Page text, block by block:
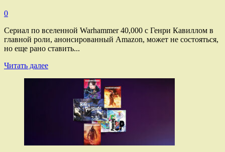
0
Сериал по вселенной Warhammer 40,000 с Генри Кавиллом в
главной роли, анонсированный Amazon, может не состояться,
но еще рано ставить...
Читать далееПрочитать
Warhammer